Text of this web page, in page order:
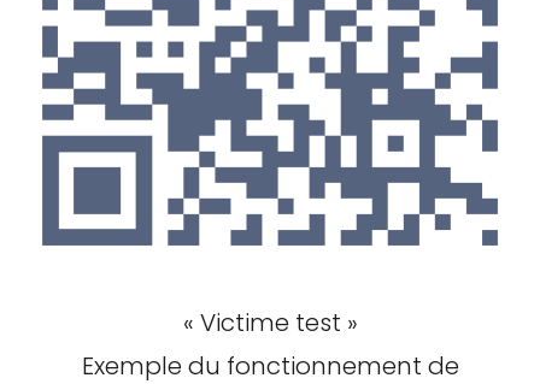
« Victime test »
Exemple du fonctionnement de